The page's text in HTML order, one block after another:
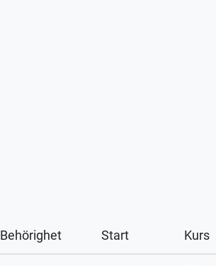
Behörighet Start Kurs